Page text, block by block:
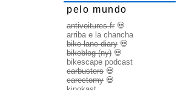
pelo mundo
antivoitures.fr 💀
arriba e la chancha
bike lane diary 💀
bikeblog (ny) 💀
bikescape podcast
carbusters 💀
carectomy 💀